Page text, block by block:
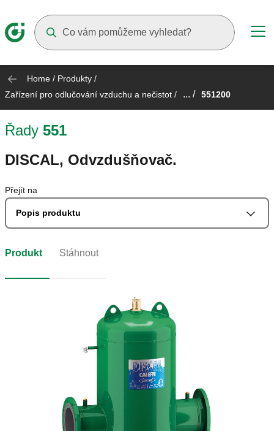
Home / Produkty /
Zařízení pro odlučování vzduchu a nečistot / ... / 551200
Řady 551
DISCAL, Odvzdušňovač.
Přejít na
Popis produktu
Produkt Stáhnout